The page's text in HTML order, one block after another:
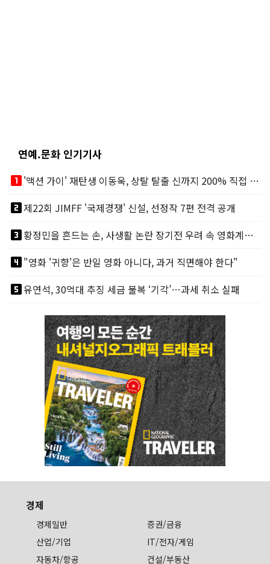
연예.문화 인기기사
looks_one
'액션 가이' 재탄생 이동욱, 상탈 탈출 신까지 200% 직접 소화
looks_two제22회 JIMFF '국제경쟁' 신설, 선정작 7편 전격 공개
looks_3
황정민을 흔드는 손, 사생활 논란 장기전 우려 속 영화계도 리스크
looks_4"영화 '귀향'은 반일 영화 아니다, 과거 직면해야 한다"
looks_5유연석, 30억대 추징 세금 불복 ‘기각’…과세 취소 실패
경제
경제일반
증권/금융
산업/기업
IT/전자/게임
자동차/항공
건설/부동산